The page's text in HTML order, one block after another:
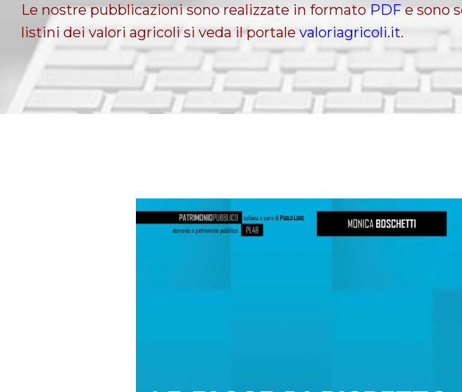
Le nostre pubblicazioni sono realizzate in formatoPDFe sono
listini dei valori agricoli si veda il portale valoriagricoli.it.